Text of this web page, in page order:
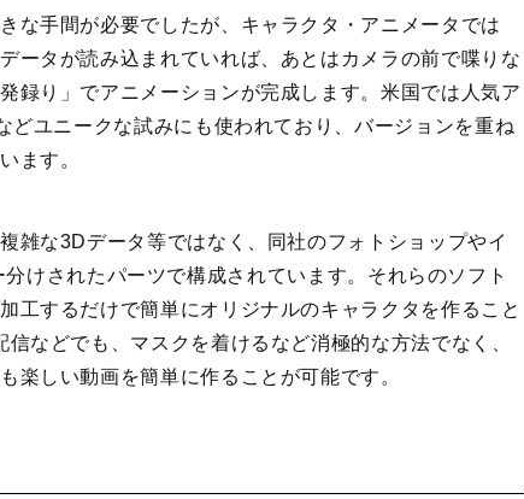
な手間が必要でしたが、キャラクタ・アニメータでは
ータが読み込まれていれば、あとはカメラの前で喋りな
録り」でアニメーションが完成します。米国では人気ア
どユニークな試みにも使われており、バージョンを重ね
ます。
雑な3Dデータ等ではなく、同社のフォトショップやイ
けされたパーツで構成されています。それらのソフト
工するだけで簡単にオリジナルのキャラクタを作ること
などでも、マスクを着けるなど消極的な方法でなく、
楽しい動画を簡単に作ることが可能です。